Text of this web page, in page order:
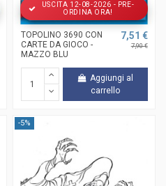
USCITA 12-08-2026 - PRE-
ORDINA ORA!
TOPOLINO 3690 CON
CARTE DA GIOCO -
MAZZO BLU
7,51 €
7,90 €
Aggiungi al
carrello
-5%